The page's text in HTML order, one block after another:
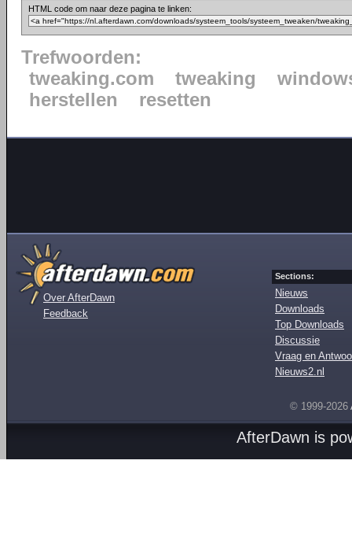
HTML code om naar deze pagina te linken:
Trefwoorden:
tweaking.com
tweaking
herstellen
resetten
Over AfterDawn
Feedback
Sections:
Nieuws
Downloads
Top Downloads
Discussie
Vraag en
Nieuws2.nl
© 1999-2026
AfterDawn is